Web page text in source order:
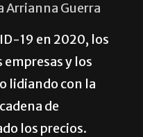
Arrianna Guerra
19 en 2020, los
y los
lidiando con la
de
los precios.